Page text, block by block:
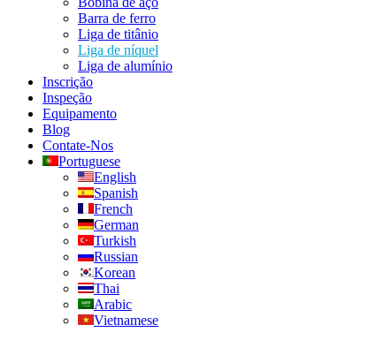
Barra de ferro
Liga de titânio
Liga de níquel
Liga de alumínio
Inscrição
Inspeção
Equipamento
Blog
Contate-Nos
Portuguese
English
Spanish
French
German
Turkish
Russian
Korean
Thai
Arabic
Vietnamese